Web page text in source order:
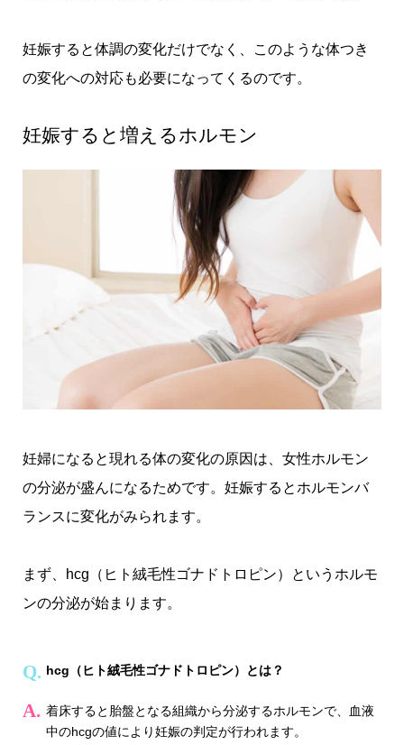
妊娠すると体調の変化だけでなく、このような体つき
の変化への対応も必要になってくるのです。
妊娠すると増えるホルモン
妊婦になると現れる体の変化の原因は、女性ホルモン
の分泌が盛んになるためです。妊娠するとホルモンバ
ランスに変化がみられます。
まず、hcg（ヒト絨毛性ゴナドトロピン）というホルモ
ンの分泌が始まります。
hcg（ヒト絨毛性ゴナドトロピン）とは？
着床すると胎盤となる組織から分泌するホルモンで、血液
中のhcgの値により妊娠の判定が行われます。